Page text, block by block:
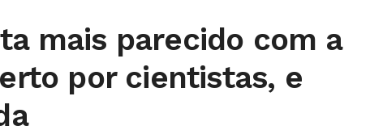
mais parecido com a
por cientistas, e